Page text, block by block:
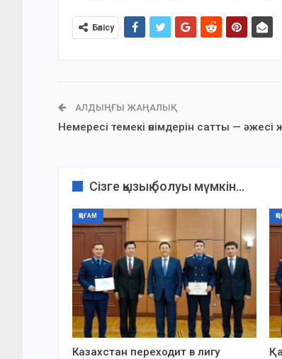
Бөлісу
АЛДЫҢҒЫ ЖАҢАЛЫҚ
Немересі темекі өнімдерін сатты —
Сізге қызық болуы мүмкін...
ҚОҒАМ
Казахстан переходит в лигу